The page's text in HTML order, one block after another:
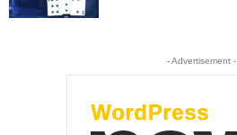
- Advertisement -